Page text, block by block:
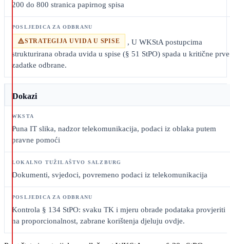
200 do 800 stranica papirnog spisa
STRATEGIJA UVIDA U SPISE
, U WKStA postupcima
strukturirana obrada uvida u spise (§ 51 StPO) spada u kritične prve
zadatke odbrane.
Dokazi
Puna IT slika, nadzor telekomunikacija, podaci iz oblaka putem
pravne pomoći
Dokumenti, svjedoci, povremeno podaci iz telekomunikacija
Kontrola § 134 StPO: svaku TK i mjeru obrade podataka provjeriti
na proporcionalnost, zabrane korištenja djeluju ovdje.